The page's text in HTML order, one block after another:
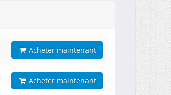
Acheter maintenant
Acheter maintenant